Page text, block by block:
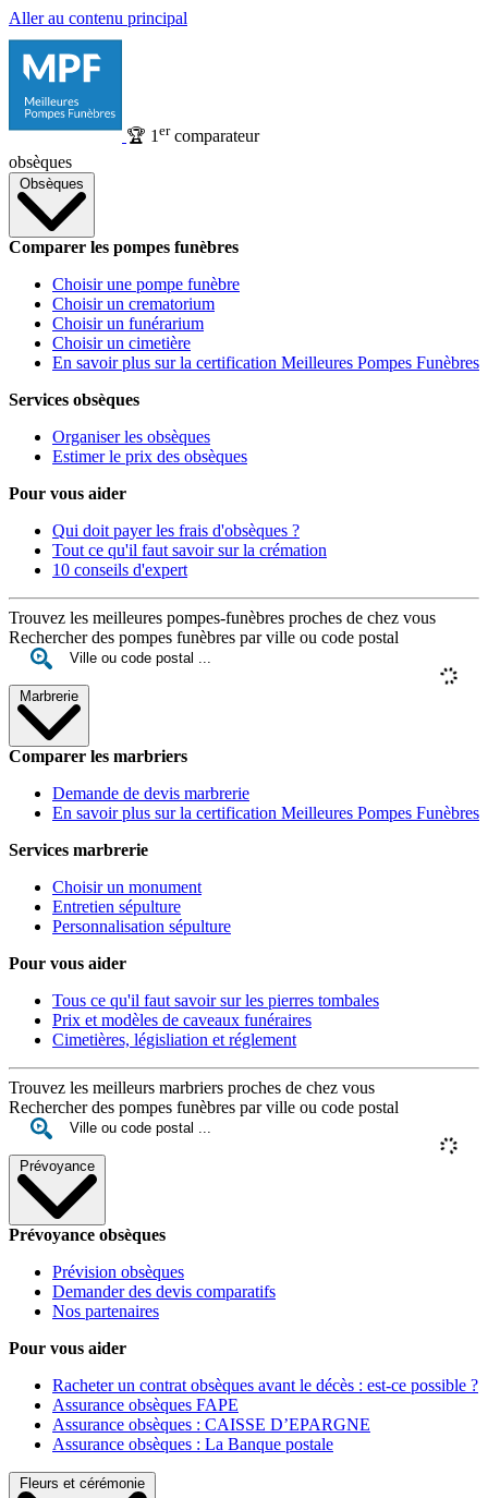
Aller au contenu principal
🏆 1 ercomparateur
obsèques
Obsèques
Comparer les pompes funèbres
Choisir une pompe funèbre
Choisir un crematorium
Choisir un funérarium
Choisir un cimetière
En savoir plus sur la certification Meilleures Pompes Funèbres
Services obsèques
Organiser les obsèques
Estimer le prix des obsèques
Pour vous aider
Qui doit payer les frais d'obsèques ?
Tout ce qu'il faut savoir sur la crémation
10 conseils d'expert
Trouvez les meilleures pompes-funèbres proches de chez vous
Rechercher des pompes funèbres par ville ou code postal
Marbrerie
Comparer les marbriers
Demande de devis marbrerie
En savoir plus sur la certification Meilleures Pompes Funèbres
Services marbrerie
Choisir un monument
Entretien sépulture
Personnalisation sépulture
Pour vous aider
Tous ce qu'il faut savoir sur les pierres tombales
Prix et modèles de caveaux funéraires
Cimetières, législiation et réglement
Trouvez les meilleurs marbriers proches de chez vous
Rechercher des pompes funèbres par ville ou code postal
Prévoyance
Prévoyance obsèques
Prévision obsèques
Demander des devis comparatifs
Nos partenaires
Pour vous aider
Racheter un contrat obsèques avant le décès : est-ce possible ?
Assurance obsèques FAPE
Assurance obsèques : CAISSE D’EPARGNE
Assurance obsèques : La Banque postale
Fleurs et cérémonie